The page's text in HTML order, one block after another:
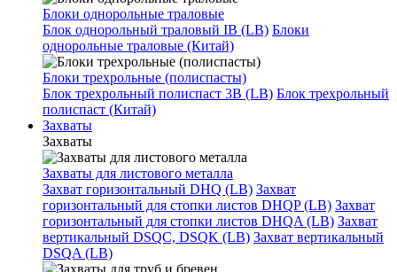
Блоки однорольные траловые
Блок однорольный траловый IB (LB) Блоки
однорольные траловые (Китай)
Блоки трехрольные (полиспасты)
Блок трехрольный полиспаст 3B (LB) Блок трехрольный
полиспаст (Китай)
Захваты
Захваты
Захваты для листового металла
Захват горизонтальный DHQ (LB) Захват
горизонтальный для стопки листов DHQP (LB) Захват
горизонтальный для стопки листов DHQA (LB) Захват
вертикальный DSQC, DSQK (LB) Захват вертикальный
DSQA (LB)